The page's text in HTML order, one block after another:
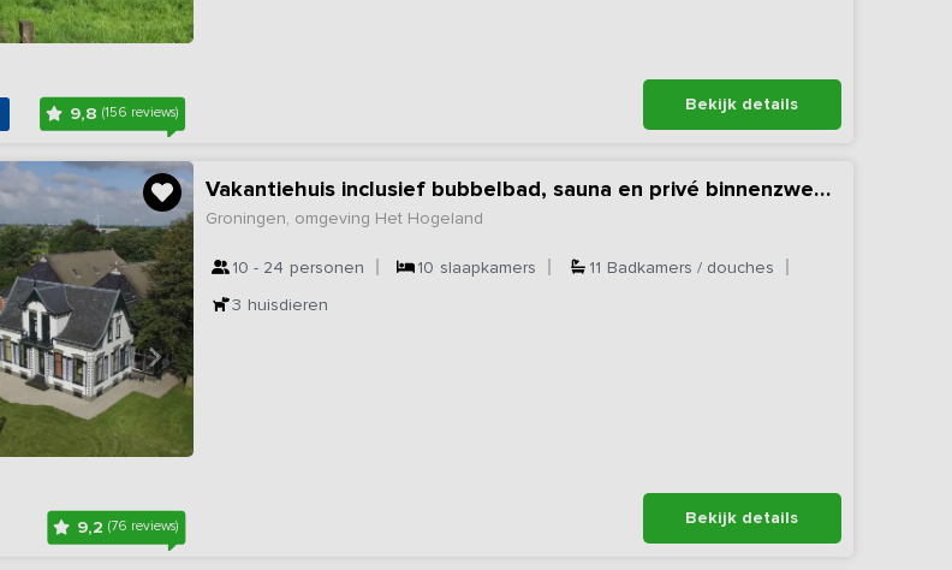
9,8 (156 reviews) Bekijk details
9,2(76 reviews)
Vakantiehuis inclusief bubbelbad, sauna en privé binnenzwembad
Groningen, omgeving Het Hogeland
10 - 24 personen 10 slaapkamers 11 Badkamers / douches
3 huisdieren
Bekijk details